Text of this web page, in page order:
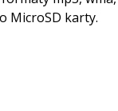
MicroSD karty.